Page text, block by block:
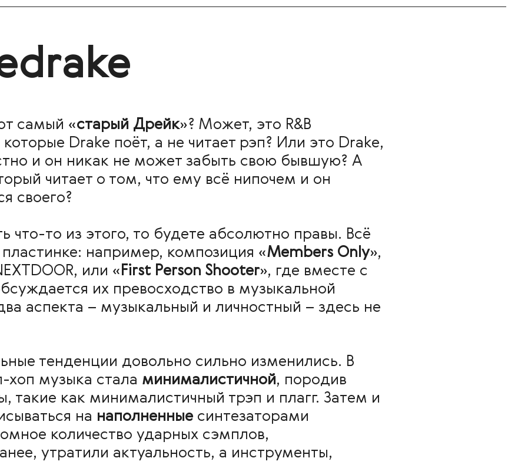
самый «старый Дрейк»? Может, это R&B
Drake поёт, а не читает рэп? Или это Drake,
и он никак не может забыть свою бывшую? А
читает о том, что ему всё нипочем и он
своего?
что-то из этого, то будете абсолютно правы. Всё
пластинке: например, композиция «Members Only»,
или « First Person Shooter», где вместе с
их превосходство в музыкальной
аспекта – музыкальный и личностный – здесь не
тенденции довольно сильно изменились. В
хоп музыка стала минималистичной, породив
такие как минималистичный трэп и плагг. Затем и
на наполненные синтезаторами
количество ударных сэмплов,
утратили актуальность, а инструменты,